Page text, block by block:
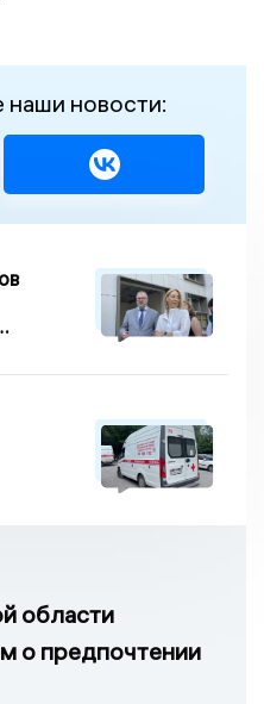
новости:
области
о предпочтении